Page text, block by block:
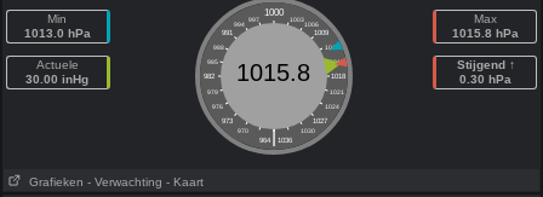
Min
1013.0 hPa
Actuele
30.00 inHg
1000
997 1003
994
1006
991
1009
988
1012
985
1015
982
1018
979
1021
976
1024
973
1027
970
1030
|
964 1036
1015.8
Max
1015.8 hPa
Stijgend ↑
0.30 hPa
Grafieken - Verwachting - Kaart